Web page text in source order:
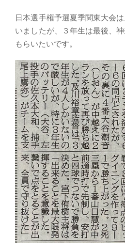
日本選手権予選夏季関東大会
いましたが、３年生は最後、
もらいたいです。